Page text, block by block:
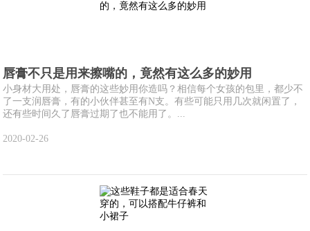
唇膏不只是用来擦嘴的，竟然有这么多的妙用
小身材大用处，唇膏的这些妙用你造吗？相信每个女孩的包里，都少不
了一支润唇膏，有的小伙伴甚至有N支。有些可能只用几次就闲置了，
还有些时间久了唇膏过期了也不能用了。...
2020-02-26